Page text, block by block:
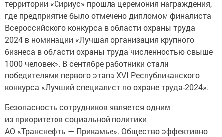
территории «Сириус» прошла церемония награждения,
где предприятие было отмечено дипломом финалиста
Всероссийского конкурса в области охраны труда
2024 в номинации «Лучшая организация крупного
бизнеса в области охраны труда численностью свыше
1000 человек». В сентябре работники стали
победителями первого этапа XVI Республиканского
конкурса «Лучший специалист по охране труда-2024».
Безопасность сотрудников является одним
из приоритетов социальной политики
АО «Транснефть — Прикамье». Общество эффективно